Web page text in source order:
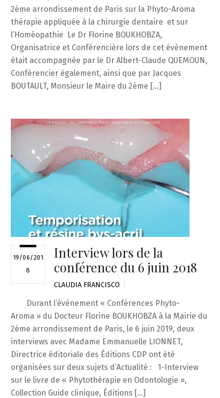
2ème arrondissement de Paris sur la Phyto-Aroma
thérapie appliquée à la chirurgie dentaire et sur
l’Homéopathie Le Dr Florine BOUKHOBZA,
Organisatrice et Conférencière lors de cet évènement
était accompagnée par le Dr Albert-Claude QUEMOUN,
Conférencier également, ainsi que par Jacques
BOUTAULT, Monsieur le Maire du 2ème […]
19/06/201
8
Interview lors de la
conférence du 6 juin 2018
CLAUDIA FRANCISCO
Durant l’évènement « Conférences Phyto-
Aroma » du Docteur Florine BOUKHOBZA à la Mairie du
2ème arrondissement de Paris, le 6 juin 2019, deux
interviews avec Madame Emmanuelle LIONNET,
Directrice éditoriale des Éditions CDP ont été
organisées sur deux sujets d’Actualité : 1-Interview
sur le livre de « Phytothérapie en Odontologie »,
Collection Guide clinique, Éditions […]